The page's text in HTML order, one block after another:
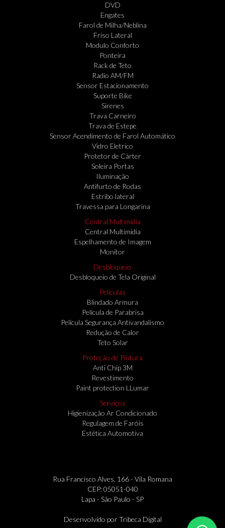
DVD
Engates
Farol de Milha/Neblina
Friso Lateral
Modulo Conforto
Ponteira
Rack de Teto
Radio AM/FM
Sensor Estacionamento
Suporte Bike
Sirenes
Trava Carneiro
Trava de Estepe
Sensor Acendimento de Farol Automático
Vidro Eletrico
Protetor de Cárter
Soleira Portas
Iluminação
Antifurto de Rodas
Estribo lateral
Travessa para Longarina
Central Multimídia
Central Multimídia
Espelhamento de Imagem
Monitor
Desbloqueio
Desbloqueio de Tela Original
Peliculas
Blindado Armura
Película de Parabrisa
Película Segurança Antivandalismo
Redução de Calor
Teto Solar
Proteção de Pintura
Anti Chip 3M
Revestimento
Paint protection LLumar
Serviços
Higienização Ar Condicionado
Regulagem de Faróis
Estética Automotiva
Rua Francisco Alves, 166 - Vila Romana
CEP: 05051-040
Lapa - São Paulo - SP
Desenvolvido porTribeca Digital